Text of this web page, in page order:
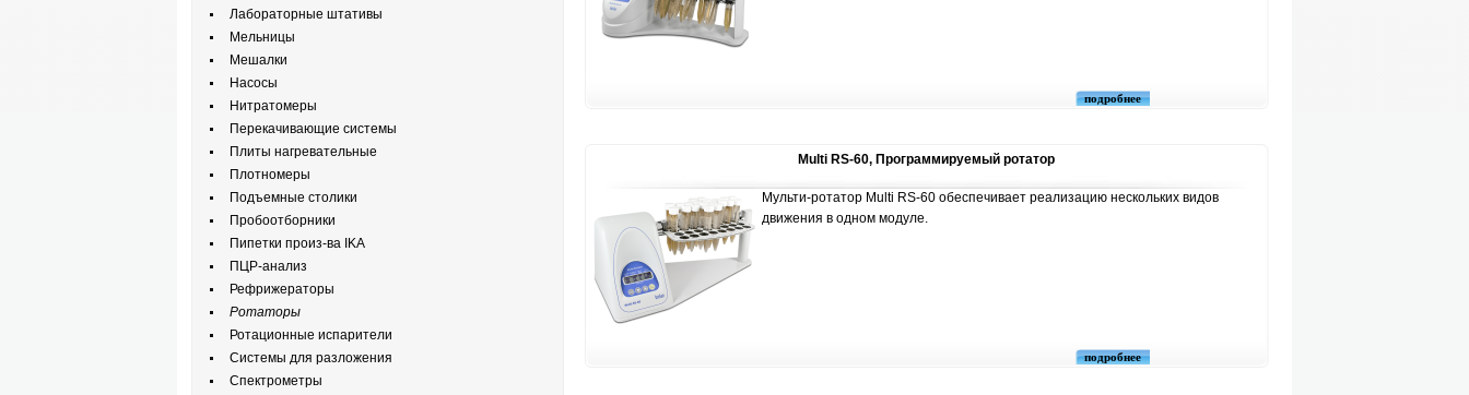
Лабораторные штативы
Мельницы
Мешалки
Насосы
Нитратомеры
Перекачивающие системы
Плиты нагревательные
Плотномеры
Подъемные столики
Пробоотборники
Пипетки произ-ва IKA
ПЦР-анализ
Рефрижераторы
Ротаторы
Ротационные испарители
Системы для разложения
Спектрометры
подробнее
Multi RS-60, Программируемый ротатор
Мульти-ротатор Multi RS-60 обеспечивает реализацию нескольких видов
движения в одном модуле.
подробнее